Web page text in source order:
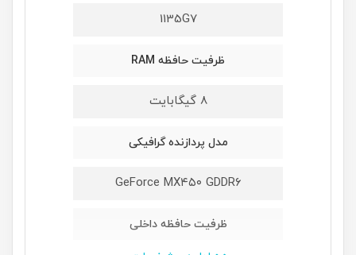
1135G7
ظرفیت حافظه RAM
8 گیگابایت
مدل پردازنده گرافیکی
GeForce MX۴۵۰ GDDR۶
ظرفیت حافظه داخلی